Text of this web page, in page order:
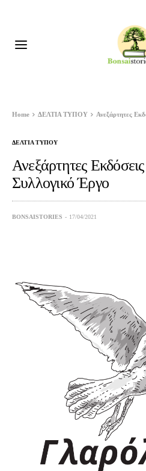
Home ΔΕΛΤΙΑ ΤΥΠΟΥ Ανεξάρτητες
ΔΕΛΤΙΑ ΤΥΠΟΥ
Ανεξάρτητες
Συλλογικό Έργο
BONSAISTORIES 17/04/2021